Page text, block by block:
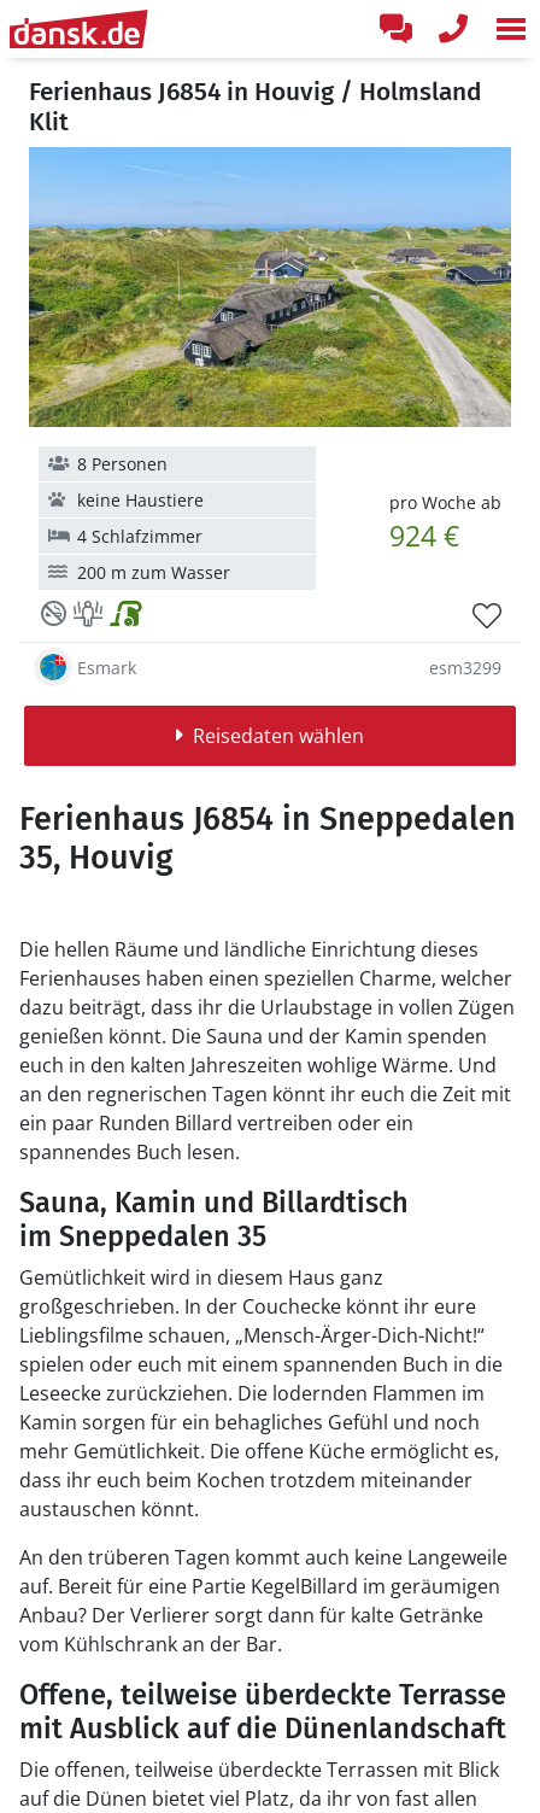
Ferienhaus J6854 in Houvig / Holmsland
Klit
pro Woche ab
924 €
8 Personen
keine Haustiere
4 Schlafzimmer
200 m zum Wasser
Esmark esm3299
Reisedaten wählen
Ferienhaus J6854 in Sneppedalen
35, Houvig
Die hellen Räume und ländliche Einrichtung dieses
Ferienhauses haben einen speziellen Charme, welcher
dazu beiträgt, dass ihr die Urlaubstage in vollen Zügen
genießen könnt. Die Sauna und der Kamin spenden
euch in den kalten Jahreszeiten wohlige Wärme. Und
an den regnerischen Tagen könnt ihr euch die Zeit mit
ein paar Runden Billard vertreiben oder ein
spannendes Buch lesen.
Sauna, Kamin und Billardtisch
im Sneppedalen 35
Gemütlichkeit wird in diesem Haus ganz
großgeschrieben. In der Couchecke könnt ihr eure
Lieblingsfilme schauen, „Mensch-Ärger-Dich-Nicht!“
spielen oder euch mit einem spannenden Buch in die
Leseecke zurückziehen. Die lodernden Flammen im
Kamin sorgen für ein behagliches Gefühl und noch
mehr Gemütlichkeit. Die offene Küche ermöglicht es,
dass ihr euch beim Kochen trotzdem miteinander
austauschen könnt.
An den trüberen Tagen kommt auch keine Langeweile
auf. Bereit für eine Partie KegelBillard im geräumigen
Anbau? Der Verlierer sorgt dann für kalte Getränke
vom Kühlschrank an der Bar.
Offene, teilweise überdeckte Terrasse
mit Ausblick auf die Dünenlandschaft
Die offenen, teilweise überdeckte Terrassen mit Blick
auf die Dünen bietet viel Platz, da ihr von fast allen